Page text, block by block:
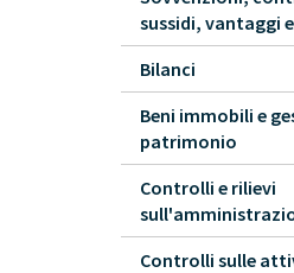
sussidi, vantaggi
Bilanci
Beni immobili e
patrimonio
Controlli e rilievi
Controlli sulle